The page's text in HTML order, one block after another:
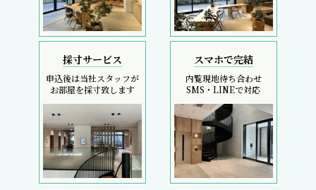
採寸サービス
申込後は当社スタッフが
お部屋を採寸致します
スマホで完結
内覧現地待ち合わせ
SMS・LINEで対応